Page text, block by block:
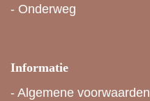
- Onderweg
Informatie
- Algemene voorwaarden